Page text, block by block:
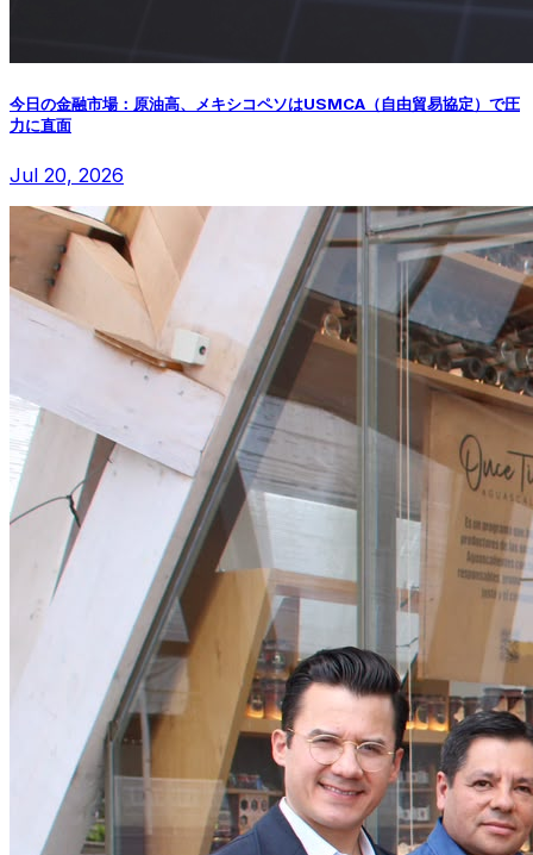
今日の金融市場：原油高、メキシコペソはUSMCA（自由貿易協定）で圧
力に直面
Jul 20, 2026